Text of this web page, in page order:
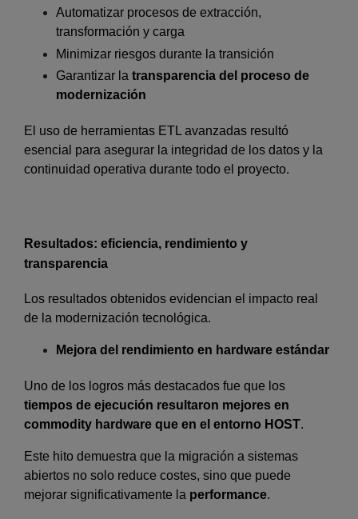
Automatizar procesos de extracción,
transformación y carga
Minimizar riesgos durante la transición
Garantizar la transparencia del proceso de
modernización
El uso de herramientas ETL avanzadas resultó
esencial para asegurar la integridad de los datos y la
continuidad operativa durante todo el proyecto.
Resultados: eficiencia, rendimiento y
transparencia
Los resultados obtenidos evidencian el impacto real
de la modernización tecnológica.
Mejora del rendimiento en hardware estándar
Uno de los logros más destacados fue que los
tiempos de ejecución resultaron mejores en
commodity hardware que en el entorno HOST.
Este hito demuestra que la migración a sistemas
abiertos no solo reduce costes, sino que puede
mejorar significativamente la performance.